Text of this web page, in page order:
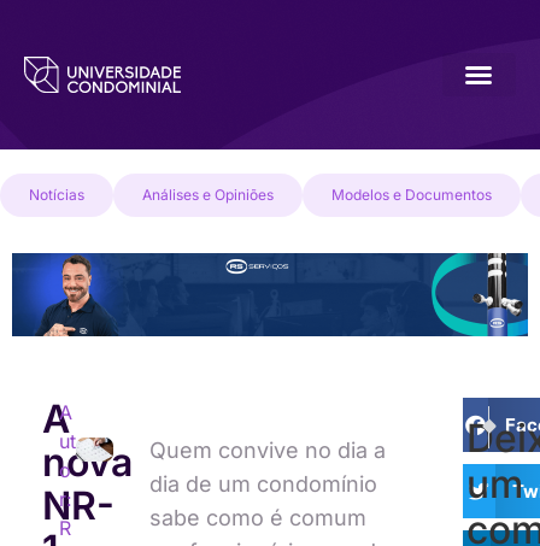
Notícias Análises e Opiniões Modelos e Documentos
A
nova
NR-
A
ut
o
r:
R
Quem convive no dia a
dia de um condomínio
sabe como é comum
um
Sem